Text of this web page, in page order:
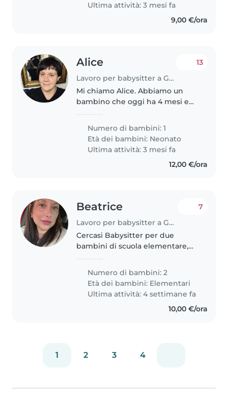
Ultima attività: 3 mesi fa
9,00 €/ora
Alice
Lavoro per babysitter a Genova
13
Mi chiamo Alice. Abbiamo un
bambino che oggi ha 4 mesi e
una persona per i mesi di
Maggio Giugno e Luglio, due
pomeriggi a settimana per un
totale..
Numero di bambini: 1
Età dei bambini: Neonato
Ultima attività: 3 mesi fa
12,00 €/ora
Beatrice
Lavoro per babysitter a Genova
7
Cercasi Babysitter per due
bambini di scuola elementare,
nostra famiglia ha bisogno di
qualcuno che possa prendersi
cura dei nostri figli a casa nostra...
Numero di bambini: 2
Età dei bambini: Elementari
Ultima attività: 4 settimane fa
10,00 €/ora
1 2 3 4